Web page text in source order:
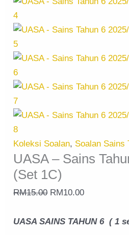
Koleksi Soalan, Soalan Sains
UASA – Sains
(Set 1C)
RM15.00 RM10.00
UASA SAINS TAHUN 6 ( 1